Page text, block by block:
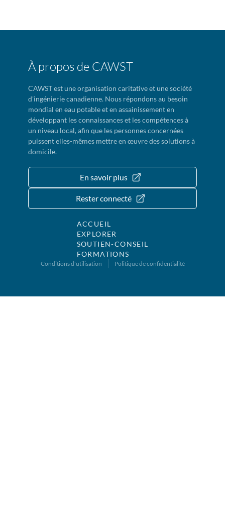
À propos de CAWST
CAWST est une organisation caritative et une société
d'ingénierie canadienne. Nous répondons au besoin
mondial en eau potable et en assainissement en
développant les connaissances et les compétences à
un niveau local, afin que les personnes concernées
puissent elles-mêmes mettre en œuvre des solutions à
domicile.
En savoir plus
Rester connecté
ACCUEIL
EXPLORER
SOUTIEN-CONSEIL
FORMATIONS
Conditions d'utilisation Politique de confidentialité